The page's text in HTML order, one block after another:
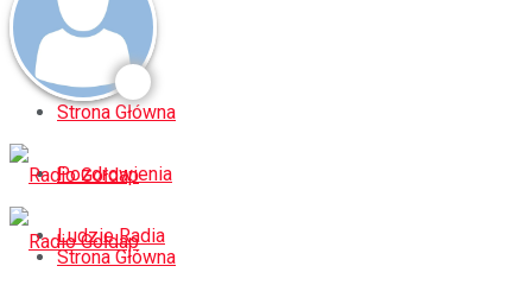
Strona Główna
Pozdrowienia
Ludzie Radia
Strona Główna